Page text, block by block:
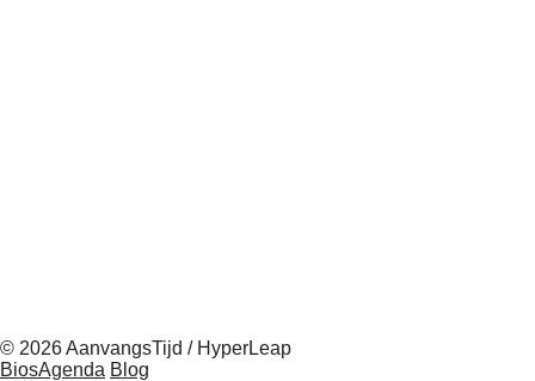
© 2026 AanvangsTijd / HyperLeap
BiosAgenda Blog